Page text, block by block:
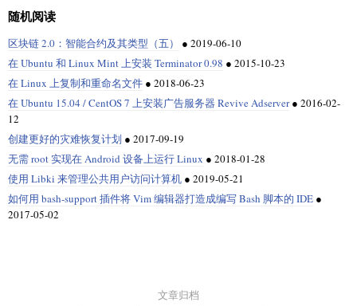
随机阅读
区块链 2.0：智能合约及其类型（五） ● 2019-06-10
在 Ubuntu 和 Linux Mint 上安装 Terminator 0.98 ● 2015-10-23
在 Linux 上复制和重命名文件 ● 2018-06-23
在 Ubuntu 15.04 / CentOS 7 上安装广告服务器 Revive Adserver● 2016-02-
12
创建更好的灾难恢复计划 ● 2017-09-19
无需 root 实现在 Android 设备上运行 Linux ● 2018-01-28
使用 Libki 来管理公共用户访问计算机 ● 2019-05-21
如何用 bash-support 插件将 Vim 编辑器打造成编写 Bash 脚本的 IDE ●
2017-05-02
文章归档